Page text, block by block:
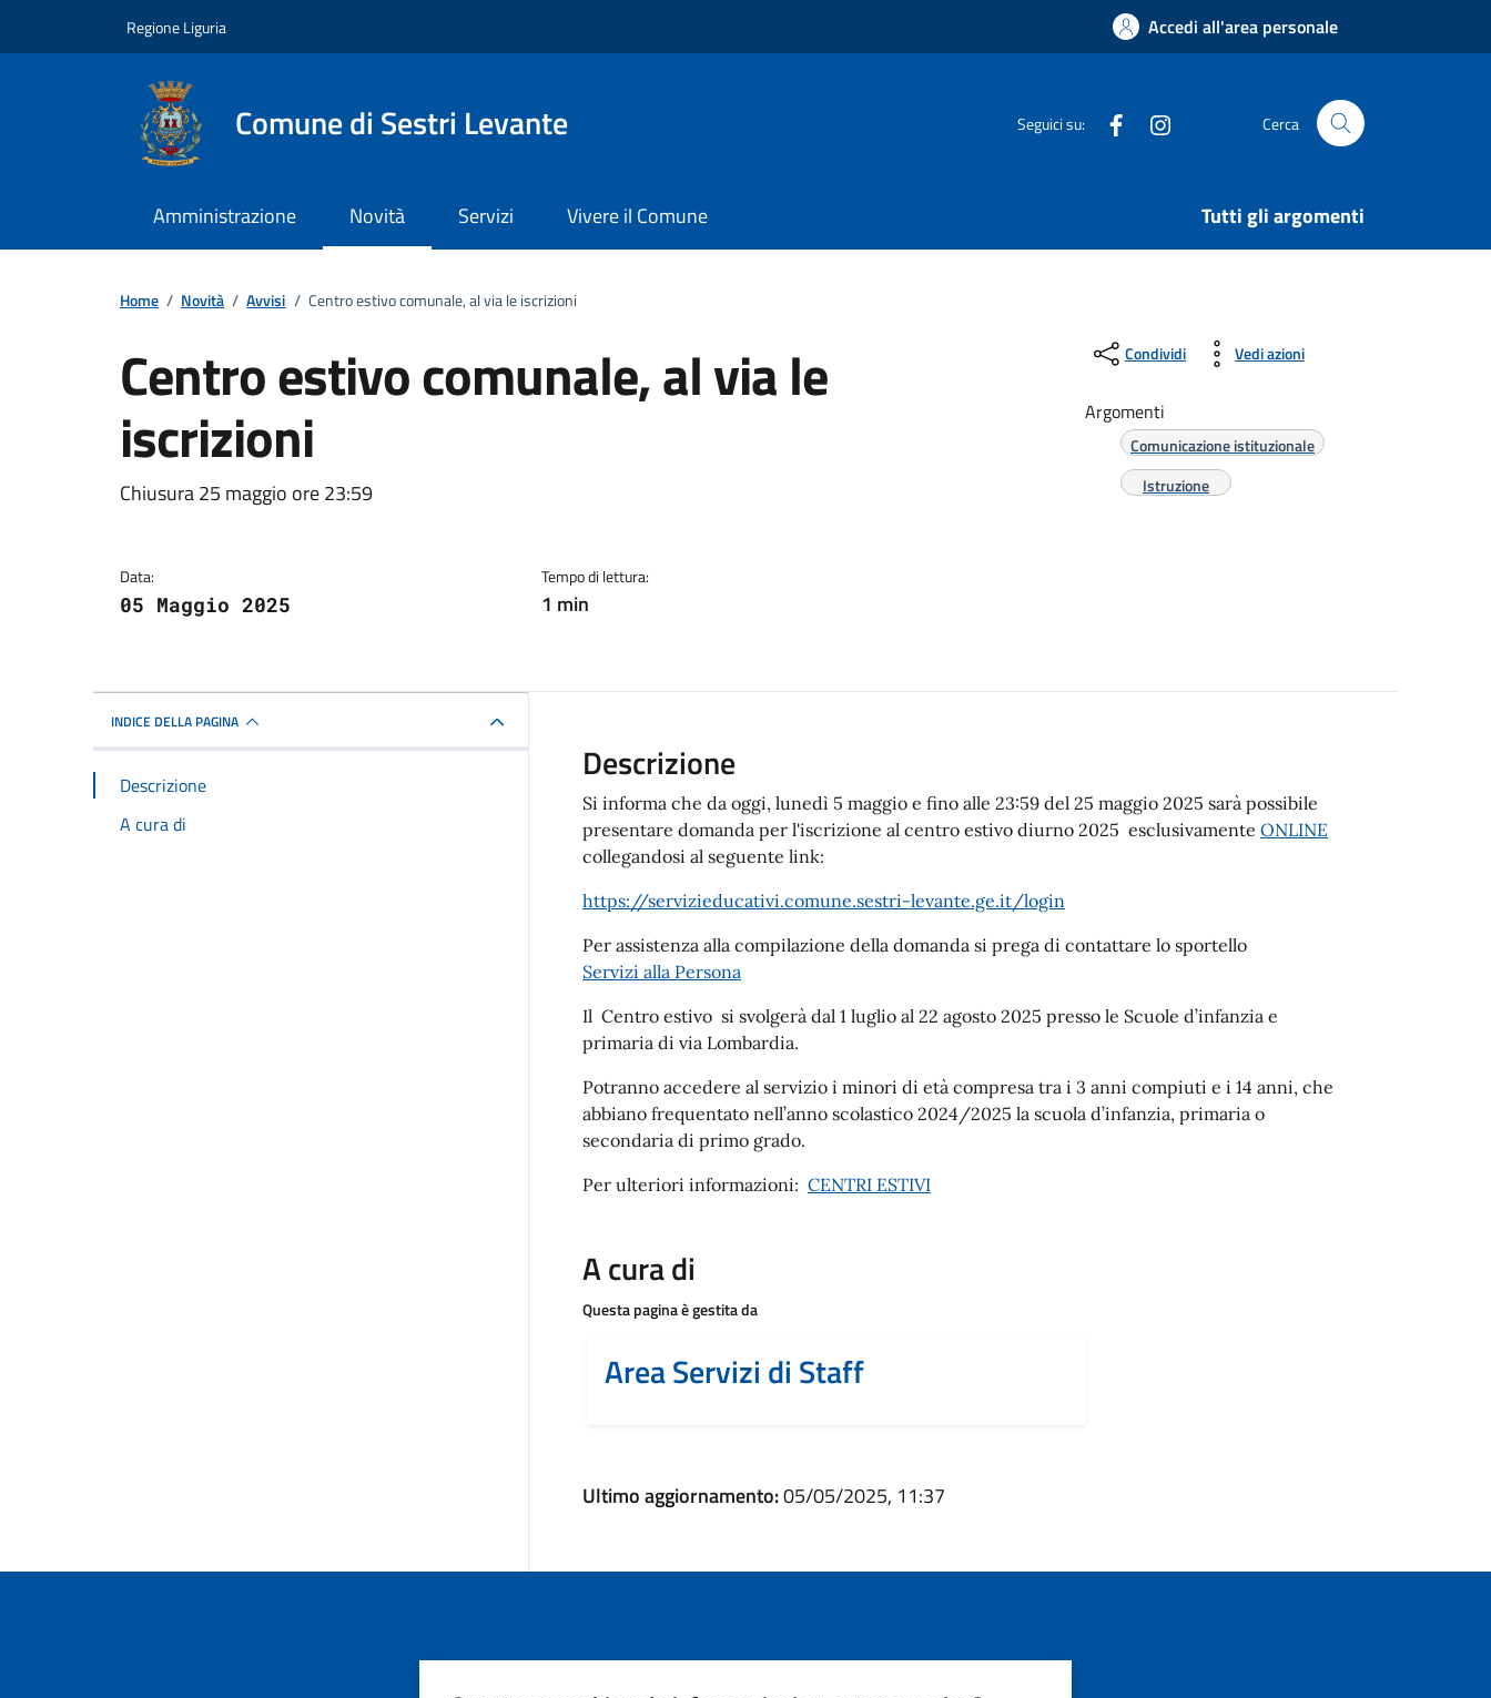
Regione Liguria Accedi all'area personale
Comune di Sestri Levante Seguici su: Facebook Cerca
Amministrazione Novità Servizi Vivere il Comune Tutti gli argomenti
Home / Novità / Avvisi / Centro estivo comunale, al via le iscrizioni
Centro estivo comunale, al via le
iscrizioni
Dettagli della notizia
Chiusura 25 maggio ore 23:59
Data:
05 Maggio 2025
Tempo di lettura:
1 min
Condividi Vedi azioni
Argomenti
Comunicazione istituzionale
Istruzione
INDICE DELLA PAGINA
Descrizione
A cura di
Descrizione
Si informa che da oggi, lunedì 5 maggio e fino alle 23:59 del 25 maggio 2025 sarà possibile
presentare domanda per l'iscrizione al centro estivo diurno 2025 esclusivamente ONLINE
collegandosi al seguente link:
https://servizieducativi.comune.sestri-levante.ge.it/login
Per assistenza alla compilazione della domanda si prega di contattare lo sportello
Servizi alla Persona
Il Centro estivo si svolgerà dal 1 luglio al 22 agosto 2025 presso le Scuole d’infanzia e
primaria di via Lombardia.
Potranno accedere al servizio i minori di età compresa tra i 3 anni compiuti e i 14 anni, che
abbiano frequentato nell’anno scolastico 2024/2025 la scuola d’infanzia, primaria o
secondaria di primo grado.
Per ulteriori informazioni: CENTRI ESTIVI
A cura di
Questa pagina è gestita da
Area Servizi di Staff
Ultimo aggiornamento:05/05/2025, 11:37